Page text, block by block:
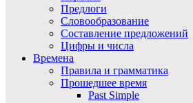
Предлоги
Словообразование
Составление предложений
Цифры и числа
Времена
Правила и грамматика
Прошедшее время
Past Simple